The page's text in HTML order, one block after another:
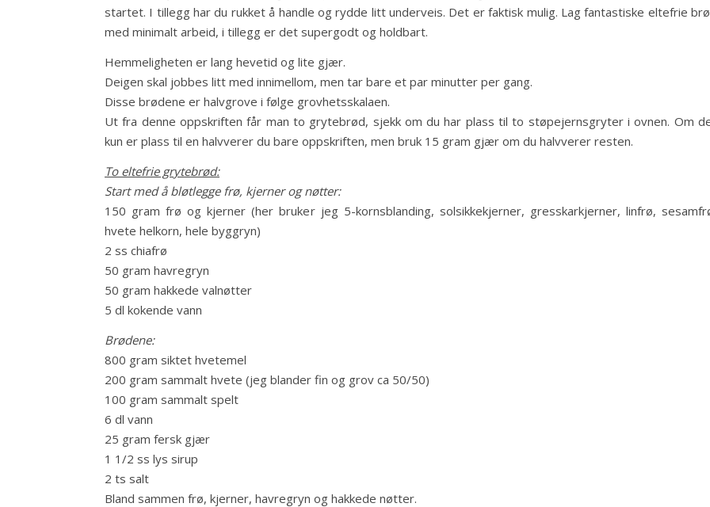
startet. I tillegg har du rukket å handle og rydde litt underveis. Det er faktisk mulig. Lag fantastiske eltefrie
med minimalt arbeid, i tillegg er det supergodt og holdbart.
Hemmeligheten er lang hevetid og lite gjær.
Deigen skal jobbes litt med innimellom, men tar bare et par minutter per gang.
Disse brødene er halvgrove i følge grovhetsskalaen.
Ut fra denne oppskriften får man to grytebrød, sjekk om du har plass til to støpejernsgryter i ovnen. Om
kun er plass til en halvverer du bare oppskriften, men bruk 15 gram gjær om du halvverer resten.
To eltefrie grytebrød:
Start med å bløtlegge frø, kjerner og nøtter:
150 gram frø og kjerner (her bruker jeg 5-kornsblanding, solsikkekjerner, gresskarkjerner, linfrø,
hvete helkorn, hele byggryn)
2 ss chiafrø
50 gram havregryn
50 gram hakkede valnøtter
5 dl kokende vann
Brødene:
800 gram siktet hvetemel
200 gram sammalt hvete (jeg blander fin og grov ca 50/50)
100 gram sammalt spelt
6 dl vann
25 gram fersk gjær
1 1/2 ss lys sirup
2 ts salt
Bland sammen frø, kjerner, havregryn og hakkede nøtter.